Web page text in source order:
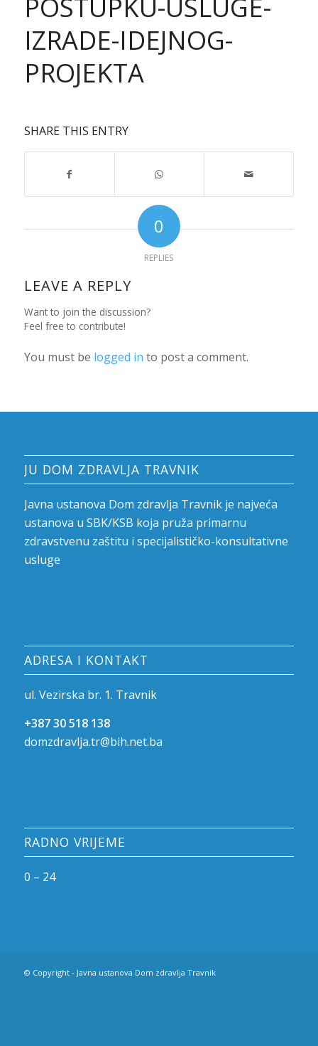
POSTUPKU-USLUGE-
IZRADE-IDEJNOG-
PROJEKTA
SHARE THIS ENTRY
0
REPLIES
LEAVE A REPLY
Want to join the discussion?
Feel free to contribute!
You must be logged in to post a comment.
JU DOM ZDRAVLJA TRAVNIK
Javna ustanova Dom zdravlja Travnik je najveća
ustanova u SBK/KSB koja pruža primarnu
zdravstvenu zaštitu i specijalističko-konsultativne
usluge
ADRESA I KONTAKT
ul. Vezirska br. 1. Travnik
+387 30 518 138
domzdravlja.tr@bih.net.ba
RADNO VRIJEME
0 – 24
© Copyright - Javna ustanova Dom zdravlja Travnik